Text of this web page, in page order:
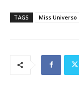
TAGS Miss Universo